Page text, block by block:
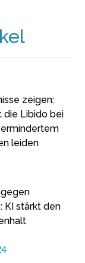
zeigen:
die Libido bei
leiden
KI stärkt den